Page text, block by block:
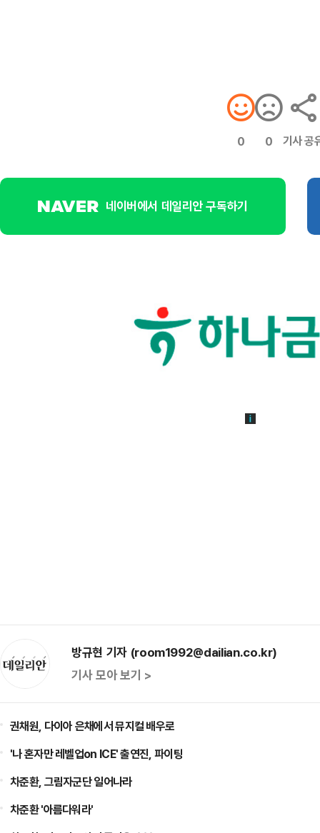
0 0 기사 공
네이버에서 데일리안 구독하기
방규현 기자 (room1992@dailian.co.kr)
기사 모아 보기 >
권채원, 다이아 은채에서 뮤지컬 배우로
'나 혼자만 레벨업on ICE' 출연진, 파이팅
차준환, 그림자군단 일어나라
차준환 '아름다워라'